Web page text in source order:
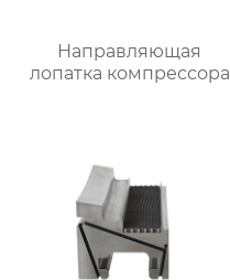
Направляющая
лопатка компрессора